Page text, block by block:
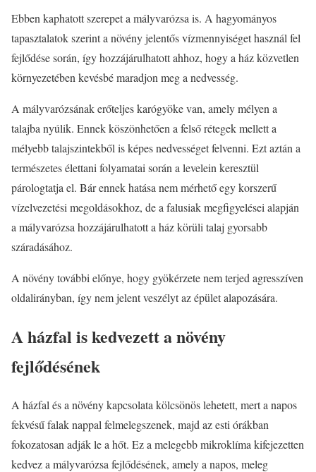
Ebben kaphatott szerepet a mályvarózsa is. A hagyományos
tapasztalatok szerint a növény jelentős vízmennyiséget használ fel
fejlődése során, így hozzájárulhatott ahhoz, hogy a ház közvetlen
környezetében kevésbé maradjon meg a nedvesség.
A mályvarózsának erőteljes karógyöke van, amely mélyen a
talajba nyúlik. Ennek köszönhetően a felső rétegek mellett a
mélyebb talajszintekből is képes nedvességet felvenni. Ezt aztán a
természetes élettani folyamatai során a levelein keresztül
párologtatja el. Bár ennek hatása nem mérhető egy korszerű
vízelvezetési megoldásokhoz, de a falusiak megfigyelései alapján
a mályvarózsa hozzájárulhatott a ház körüli talaj gyorsabb
száradásához.
A növény további előnye, hogy gyökérzete nem terjed agresszíven
oldalirányban, így nem jelent veszélyt az épület alapozására.
A házfal is kedvezett a növény
fejlődésének
A házfal és a növény kapcsolata kölcsönös lehetett, mert a napos
fekvésű falak nappal felmelegszenek, majd az esti órákban
fokozatosan adják le a hőt. Ez a melegebb mikroklíma kifejezetten
kedvez a mályvarózsa fejlődésének, amely a napos, meleg